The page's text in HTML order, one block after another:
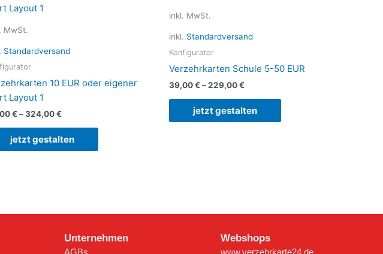
MwSt.
Standardversand
10 EUR oder eigener
Layout 1
€–324,00€
jetzt gestalten
Die
Produktseite
inkl. MwSt.
inkl. Standardversand
Konfigurator
Verzehrkarten Schule 5-50 EUR
39,00€–229,00€
jetzt gestalten
auf.
auf
Unternehmen Webshops